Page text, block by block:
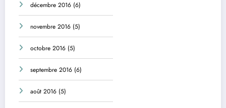
décembre 2016 (6)
novembre 2016 (5)
octobre 2016 (5)
septembre 2016 (6)
août 2016 (5)